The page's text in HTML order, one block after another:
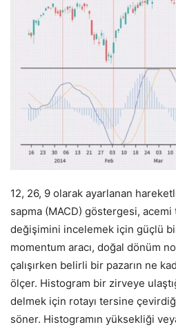
12, 26, 9 olarak ayarlanan
sapma (MACD) göstergesi, acemi
değişimini incelemek için güçlü
momentum aracı, doğal dönüm
çalışırken belirli bir pazarın ne
ölçer. Histogram bir zirveye
delmek için rotayı tersine
söner. Histogramın yüksekliği